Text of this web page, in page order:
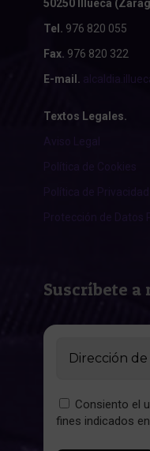
50250 Illueca
Tel. 976 820 055
Fax. 976 820 322
E-mail.
Textos Legales.
Aviso Legal
Política de Cookies
Política de Privacidad
Protección de Datos
Suscríbete a
Consiento el
fines indicados